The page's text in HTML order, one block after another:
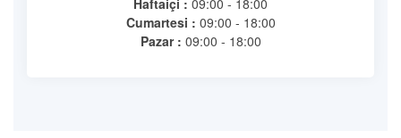
Haftaiçi : 09:00 - 18:00
Cumartesi : 09:00 - 18:00
Pazar : 09:00 - 18:00